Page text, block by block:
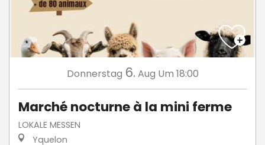
Donnerstag 6. Aug Um 18:00
Marché nocturne à la mini ferme
LOKALE MESSEN
Yquelon